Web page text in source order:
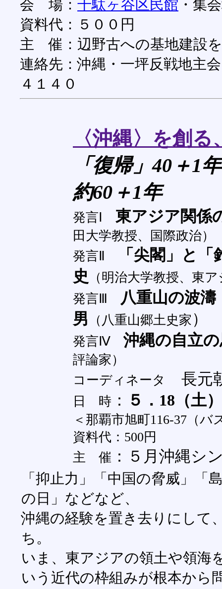
会 場： 千駄ヶ谷区民館 ・集
資料代：５００円
主 催：辺野古への基地建設
連絡先：沖縄・一坪反戦地主
４１４０
〈沖縄〉を創
「復帰」40＋1
約60＋1年
発言Ⅰ 東アジア関
田大学教授、国際政治）
発言Ⅱ
「尖閣」
史
（明治大学教授、東
発言Ⅲ
八重
男
（八重山郷土史家 ）
発言Ⅳ 沖縄の自
評論家）
コーディネータ
長元
日 時 ： ５．18（土
＜那覇市旭町116-37（バ
資料代：500円
主 催 ：５月沖縄シ
「抑止力」「中国の脅威」「
の日」などなど、
沖縄の経験を置き去りにして
ち。
いま、東アジアの領土や領海
いう近代の枠組みが根本から